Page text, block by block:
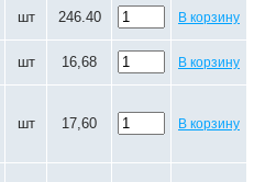
шт 246.40 В корзину
шт 16,68 В корзину
шт 17,60 В корзину